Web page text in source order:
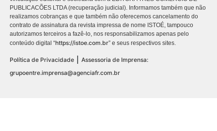
PUBLICACÕES LTDA (recuperação judicial). Informamos também que não
realizamos cobranças e que também não oferecemos cancelamento do
contrato de assinatura da revista impressa de nome ISTOÉ, tampouco
autorizamos terceiros a fazê-lo, nos responsabilizamos apenas pelo
conteúdo digital “https://istoe.com.br” e seus respectivos sites.
Política de Privacidade
Assessoria de Imprensa:
grupoentre.imprensa@agenciafr.com.br